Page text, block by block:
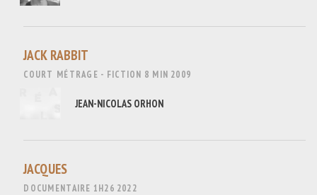
JACK RABBIT
COURT MÉTRAGE - FICTION 8 MIN 2009
JEAN-NICOLAS ORHON
JACQUES
DOCUMENTAIRE 1H26 2022